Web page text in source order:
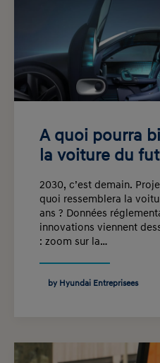
A quoi pourra
la voiture du
2030, c’est demain.
quoi ressemblera la
ans ? Données
innovations viennent
: zoom sur la…
by Hyundai Entreprisees